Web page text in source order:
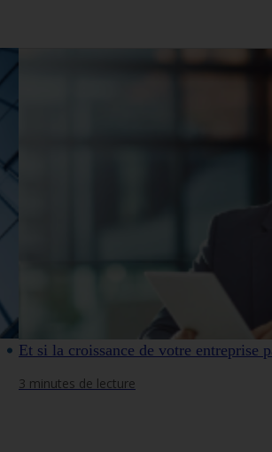
Et si la croissance de votre entreprise
3 minutes de lecture